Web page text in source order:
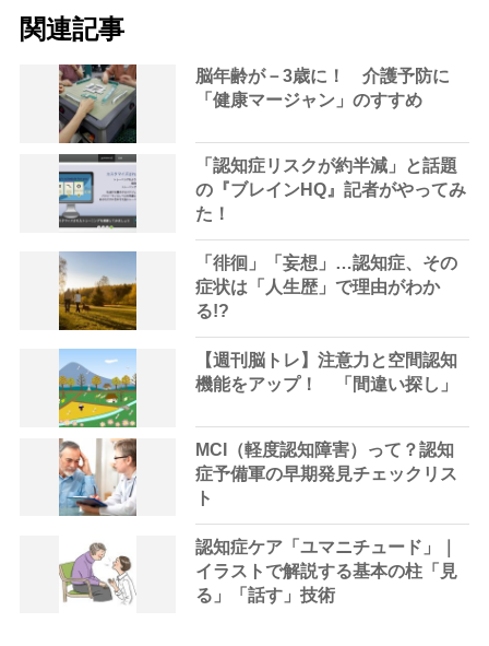
関連記事
脳年齢が－3歳に！ 介護予防に
「健康マージャン」のすすめ
「認知症リスクが約半減」と話題
の『ブレインHQ』記者がやってみ
た！
「徘徊」「妄想」…認知症、その
症状は「人生歴」で理由がわか
る!?
【週刊脳トレ】注意力と空間認知
機能をアップ！ 「間違い探し」
MCI（軽度認知障害）って？認知
症予備軍の早期発見チェックリス
ト
認知症ケア「ユマニチュード」｜
イラストで解説する基本の柱「見
る」「話す」技術